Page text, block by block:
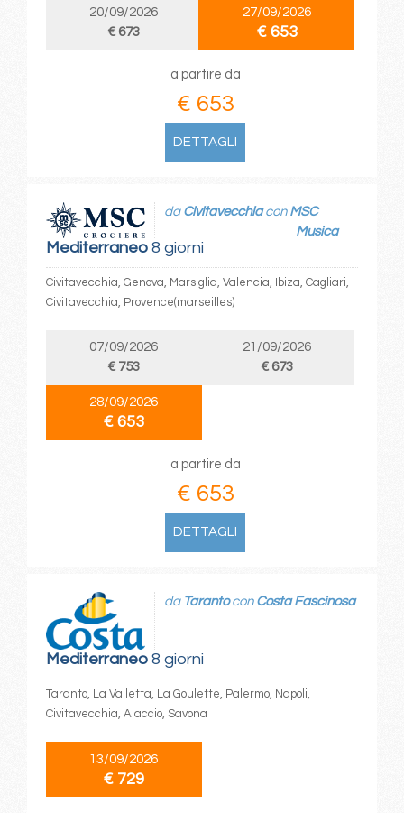
20/09/2026
€ 673
27/09/2026
€ 653
a partire da
€ 653
DETTAGLI
Mediterraneo8 giorni
da Civitavecchiacon MSC
Musica
Civitavecchia, Genova, Marsiglia, Valencia, Ibiza, Cagliari,
Civitavecchia, Provence(marseilles)
07/09/2026
€ 753
21/09/2026
€ 673
28/09/2026
€ 653
a partire da
€ 653
DETTAGLI
Mediterraneo8 giorni
da Tarantocon Costa Fascinosa
Taranto, La Valletta, La Goulette, Palermo, Napoli,
Civitavecchia, Ajaccio, Savona
13/09/2026
€ 729